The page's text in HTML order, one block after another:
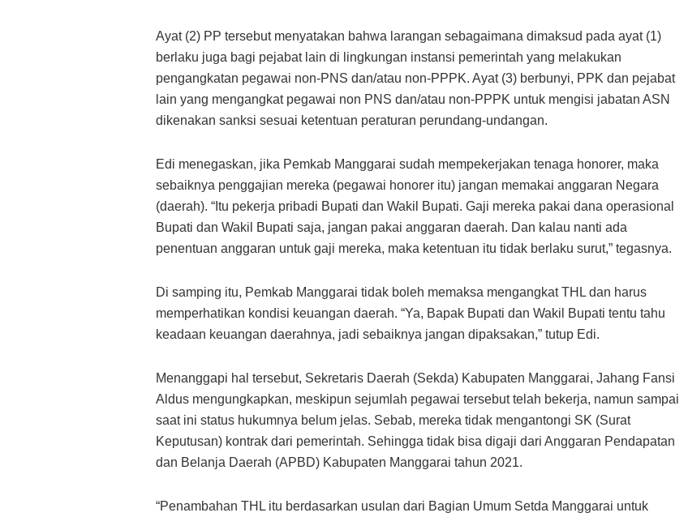
Ayat (2) PP tersebut menyatakan bahwa larangan sebagaimana dimaksud pada ayat (1)
berlaku juga bagi pejabat lain di lingkungan instansi pemerintah yang melakukan
pengangkatan pegawai non-PNS dan/atau non-PPPK. Ayat (3) berbunyi, PPK dan pejabat
lain yang mengangkat pegawai non PNS dan/atau non-PPPK untuk mengisi jabatan ASN
dikenakan sanksi sesuai ketentuan peraturan perundang-undangan.
Edi menegaskan, jika Pemkab Manggarai sudah mempekerjakan tenaga honorer, maka
sebaiknya penggajian mereka (pegawai honorer itu) jangan memakai anggaran Negara
(daerah). “Itu pekerja pribadi Bupati dan Wakil Bupati. Gaji mereka pakai dana operasional
Bupati dan Wakil Bupati saja, jangan pakai anggaran daerah. Dan kalau nanti ada
penentuan anggaran untuk gaji mereka, maka ketentuan itu tidak berlaku surut,” tegasnya.
Di samping itu, Pemkab Manggarai tidak boleh memaksa mengangkat THL dan harus
memperhatikan kondisi keuangan daerah. “Ya, Bapak Bupati dan Wakil Bupati tentu tahu
keadaan keuangan daerahnya, jadi sebaiknya jangan dipaksakan,” tutup Edi.
Menanggapi hal tersebut, Sekretaris Daerah (Sekda) Kabupaten Manggarai, Jahang Fansi
Aldus mengungkapkan, meskipun sejumlah pegawai tersebut telah bekerja, namun sampai
saat ini status hukumnya belum jelas. Sebab, mereka tidak mengantongi SK (Surat
Keputusan) kontrak dari pemerintah. Sehingga tidak bisa digaji dari Anggaran Pendapatan
dan Belanja Daerah (APBD) Kabupaten Manggarai tahun 2021.
“Penambahan THL itu berdasarkan usulan dari Bagian Umum Setda Manggarai untuk